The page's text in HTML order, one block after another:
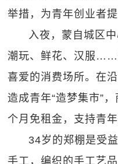
举措，为青年创业者提
入夜，蒙自城区
潮玩、鲜花、汉服……
喜爱的消费场所。在
造成青年“造梦集市”
个月免租金，支持青年
34岁的郑棚是受
手工，编织的手工艺